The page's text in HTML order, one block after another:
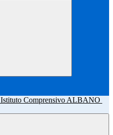
Istituto Comprensivo ALBANO